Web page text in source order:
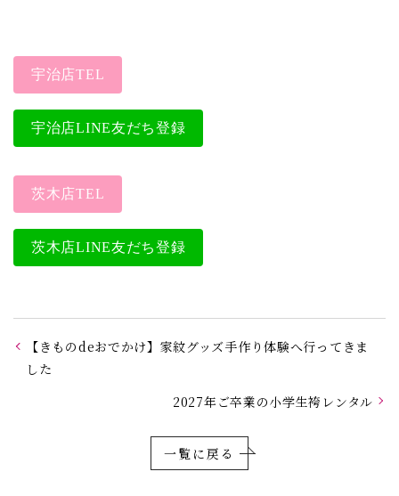
宇治店TEL
宇治店LINE友だち登録
茨木店TEL
茨木店LINE友だち登録
【きものdeおでかけ】家紋グッズ手作り体験へ行ってきま
した
2027年ご卒業の小学生袴レンタル
一覧に戻る